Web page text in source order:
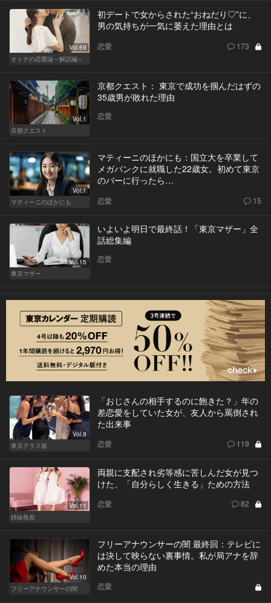
Vol.69
オトナの恋愛論～解説編～
初デートで女からされた“おねだり♡”に、
男の気持ちが一気に萎えた理由とは
恋愛 173
Vol.1
京都クエスト
京都クエスト： 東京で成功を掴んだはずの
35歳男が敗れた理由
恋愛
Vol.1
マティーニのほかにも
マティーニのほかにも：国立大を卒業して
メガバンクに就職した22歳女。初めて東京
のバーに行ったら…
恋愛 15
Vol.15
東京マザー
いよいよ明日で最終話！「東京マザー」全
話総集編
恋愛
Vol.9
東京テラス族
「おじさんの相手するのに飽きた？」年の
差恋愛をしていた女が、友人から罵倒され
た出来事
恋愛 119
Vol.11
姉妹格差
両親に支配され劣等感に苦しんだ女が見つ
けた、「自分らしく生きる」ための方法
恋愛 82
Vol.10
フリーアナウンサーの闇
フリーアナウンサーの闇 最終回：テレビに
は決して映らない裏事情。私が局アナを辞
めた本当の理由
恋愛